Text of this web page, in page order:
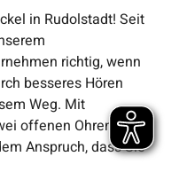
in Rudolstadt! Seit
richtig, wenn
besseres Hören
Weg. Mit
offenen Ohren,
Anspruch, dass Sie